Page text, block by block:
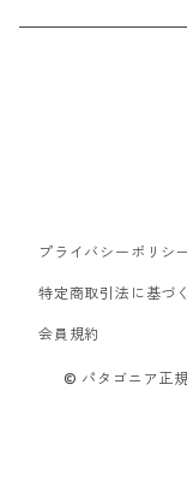
スウェットシャツ・フー
ボードショーツ
プライバシーポリシ
特定商取引法に基づ
会員規約
© パタゴニア正